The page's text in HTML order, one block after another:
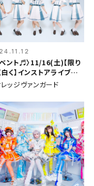
ベント♬〉11/16(土)【限り
く】インストアライブイ
トッジヴァンガード